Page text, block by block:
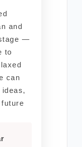
and
—
to
can